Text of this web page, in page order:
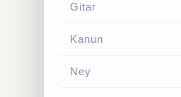
Gitar
Kanun
Ney